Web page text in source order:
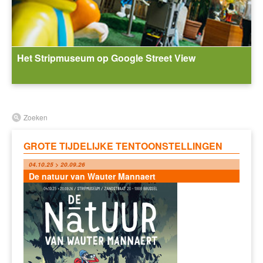
Het Stripmuseum op Google Street View
Zoeken
GROTE TIJDELIJKE TENTOONSTELLINGEN
04.10.25 > 20.09.26
De natuur van Wauter Mannaert